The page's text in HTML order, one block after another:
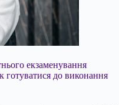
екзаменування
готуватися до виконання